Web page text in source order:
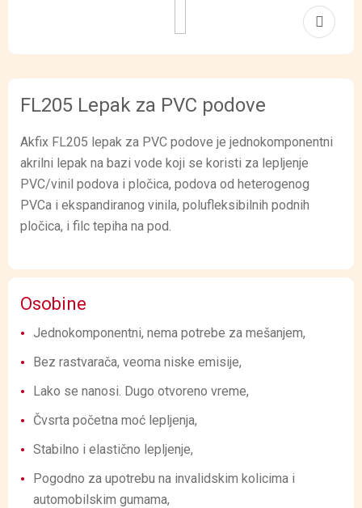
FL205 Lepak za PVC podove
Akfix FL205 lepak za PVC podove je jednokomponentni
akrilni lepak na bazi vode koji se koristi za lepljenje
PVC/vinil podova i pločica, podova od heterogenog
PVCa i ekspandiranog vinila, polufleksibilnih podnih
pločica, i filc tepiha na pod.
Osobine
Jednokomponentni, nema potrebe za mešanjem,
Bez rastvarača, veoma niske emisije,
Lako se nanosi. Dugo otvoreno vreme,
Čvsrta početna moć lepljenja,
Stabilno i elastično lepljenje,
Pogodno za upotrebu na invalidskim kolicima i
automobilskim gumama,